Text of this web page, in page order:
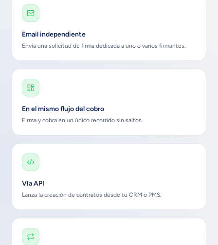
Email independiente
Envía una solicitud de firma dedicada a uno o varios firmantes.
En el mismo flujo del cobro
Firma y cobra en un único recorrido sin saltos.
Vía API
Lanza la creación de contratos desde tu CRM o PMS.